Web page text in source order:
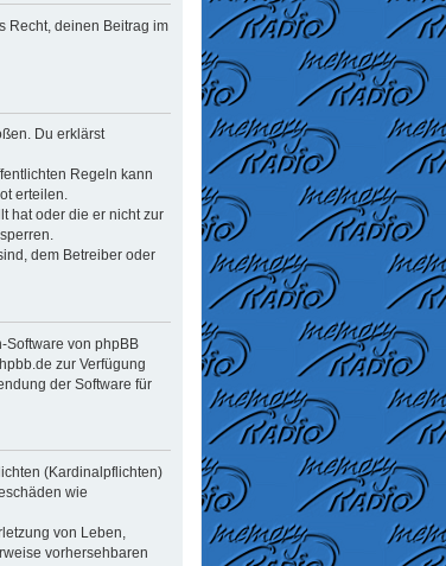
Recht, deinen Beitrag im
Du erklärst
Regeln kann
erteilen.
hat oder die er nicht zur
dem Betreiber oder
Software von phpBB
zur Verfügung
der Software für
(Kardinalpflichten)
wie
von Leben,
vorhersehbaren